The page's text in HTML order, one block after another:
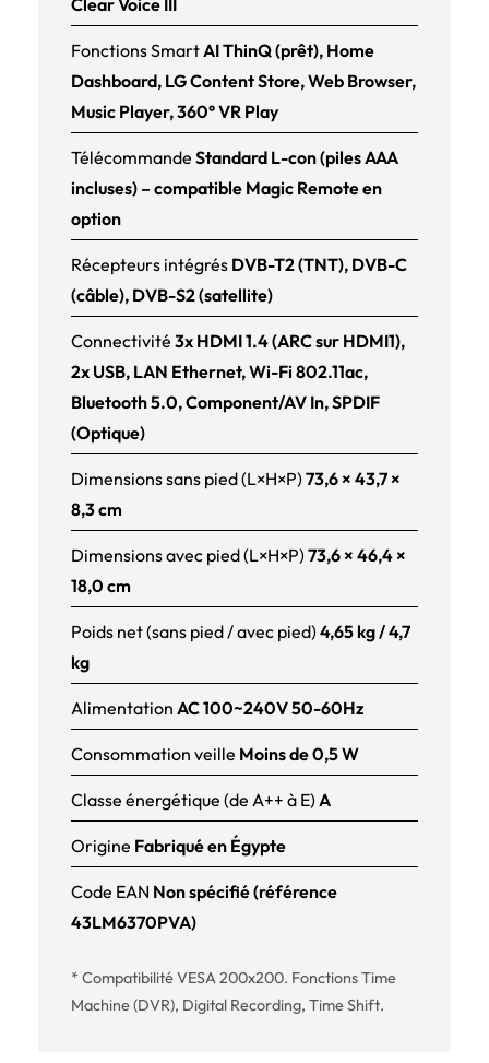
Clear Voice III
Fonctions SmartAI ThinQ (prêt), Home
Dashboard, LG Content Store, Web Browser,
Music Player, 360° VR Play
Télécommande Standard L-con (piles AAA
incluses) – compatible Magic Remote en
option
Récepteurs intégrés DVB-T2 (TNT), DVB-C
(câble), DVB-S2 (satellite)
Connectivité 3x HDMI 1.4 (ARC sur HDMI1),
2x USB, LAN Ethernet, Wi-Fi 802.11ac,
Bluetooth 5.0, Component/AV In, SPDIF
(Optique)
Dimensions sans pied (L×H×P) 73,6 × 43,7 ×
8,3 cm
Dimensions avec pied (L×H×P) 73,6 × 46,4 ×
18,0 cm
Poids net (sans pied / avec pied) 4,65 kg / 4,7
kg
Alimentation AC 100~240V 50-60Hz
Consommation veille Moins de 0,5 W
Classe énergétique (de A++ à E) A
Origine Fabriqué en Égypte
Code EAN Non spécifié (référence
43LM6370PVA)
* Compatibilité VESA 200x200. Fonctions Time
Machine (DVR), Digital Recording, Time Shift.